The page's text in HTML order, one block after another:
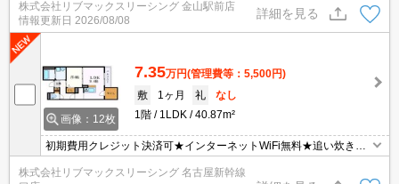
地です！
株式会社リブマックスリーシング 金山駅前店
情報更新日 2026/08/08
詳細を見る
画像：12枚
7.35万円(管理費等：5,500円)
敷
1ヶ月 礼
なし
1階
1LDK 40.87m²
初期費用クレジット決済可★インターネットWiFi無料★追い炊き機
能など設備充実の1LDK♪スーパーが徒歩圏内に複数あって便利な立
地です！
株式会社リブマックスリーシング 名古屋新幹線